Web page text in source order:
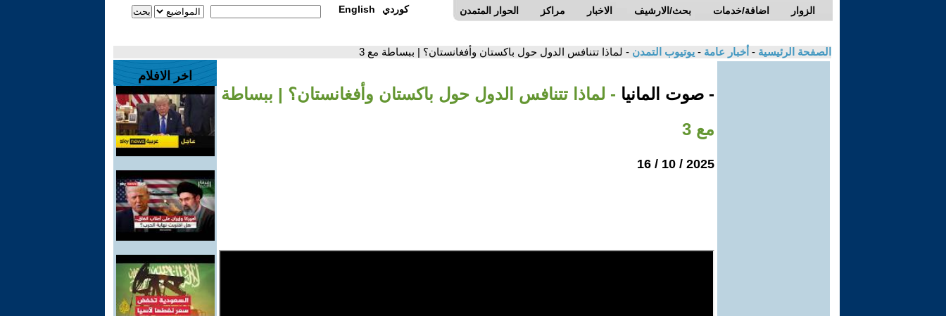
الحوار المتمدن مراكز الاخبار بحث/الارشيف اضافة/خدمات الزوار English كوردي
الصفحة الرئيسية - أخبار عامة - يوتيوب التمدن - لماذا تتنافس الدول حول باكستان وأفغانستان؟ | ببساطة مع 3
- صوت المانيا - لماذا تتنافس الدول حول باكستان وأفغانستان؟ | ببساطة
مع 3
2025 / 10 / 16
اخر الافلام